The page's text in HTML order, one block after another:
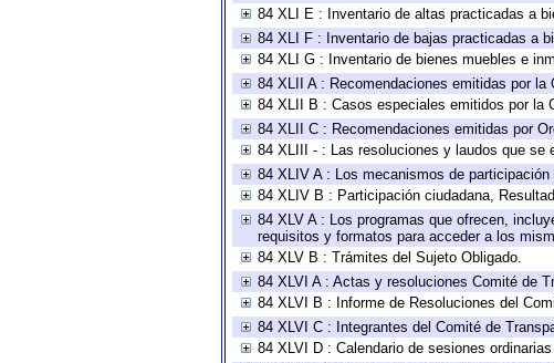
84 XLI E : Inventario de altas practicadas a
84 XLI F : Inventario de bajas practicadas a
84 XLI G : Inventario de bienes muebles e
84 XLII A : Recomendaciones emitidas por
84 XLII B : Casos especiales emitidos por la
84 XLII C : Recomendaciones emitidas por
84 XLIII - : Las resoluciones y laudos que se
84 XLIV A : Los mecanismos de participación
84 XLIV B : Participación ciudadana,
84 XLV A : Los programas que ofrecen,
requisitos y formatos para acceder a los
84 XLV B : Trámites del Sujeto Obligado.
84 XLVI A : Actas y resoluciones Comité de
84 XLVI B : Informe de Resoluciones del
84 XLVI C : Integrantes del Comité de
84 XLVI D : Calendario de sesiones